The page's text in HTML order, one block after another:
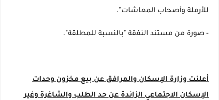
للأرملة وأصحاب المعاشات".
- صورة من مستند النفقة "بالنسبة للمطلقة".
أعلنت وزارة الإسكان والمرافق عن بيع مخزون وحدات
الإسكان الاجتماعي الزائدة عن حد الطلب والشاغرة وغير